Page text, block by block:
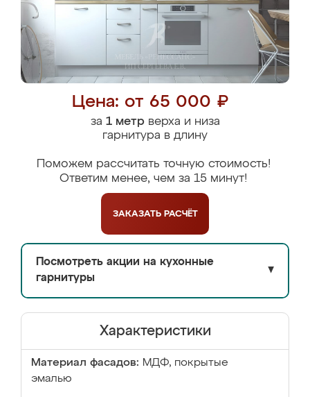
Цена: от 65 000 ₽
за 1 метрверха и низа
гарнитура в длину
Поможем рассчитать точную стоимость!
Ответим менее, чем за 15 минут!
ЗАКАЗАТЬ РАСЧЁТ
Посмотреть акции на кухонные
гарнитуры
▼
Характеристики
Материал фасадов: МДФ, покрытые
эмалью